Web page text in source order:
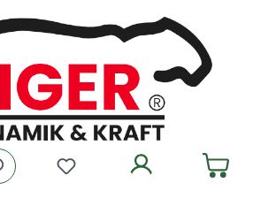
springen
Du hast 0 Produkte auf